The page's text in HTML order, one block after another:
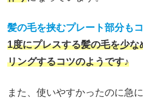
髪の毛を挟むプレート部分も
1度にプレスする髪の毛を少
リングするコツのようです♪
また、使いやすかったのに急